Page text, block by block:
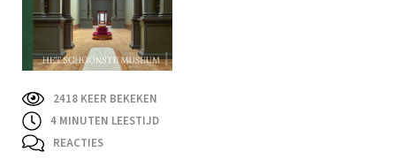
2418 KEER BEKEKEN
4 MINUTEN LEESTIJD
REACTIES